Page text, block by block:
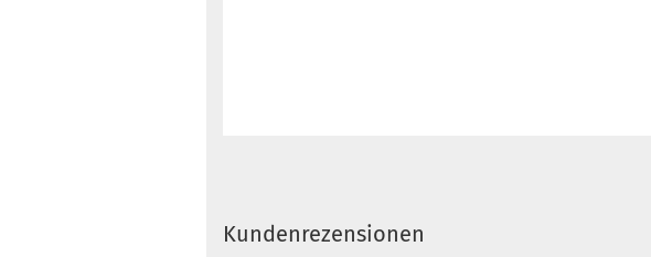
Kundenrezensionen